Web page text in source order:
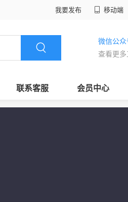
我要发布 移动端
微信公众
查看更
联系客服 会员中心